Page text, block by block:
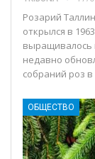
Розарий
открылся в
выращивалось
недавно
собраний роз
ОБЩЕСТВО